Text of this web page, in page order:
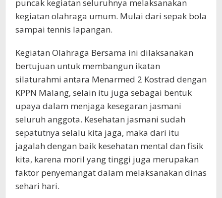
puncak kegiatan seluruhnya melaksanakan
kegiatan olahraga umum. Mulai dari sepak bola
sampai tennis lapangan.
Kegiatan Olahraga Bersama ini dilaksanakan
bertujuan untuk membangun ikatan
silaturahmi antara Menarmed 2 Kostrad dengan
KPPN Malang, selain itu juga sebagai bentuk
upaya dalam menjaga kesegaran jasmani
seluruh anggota. Kesehatan jasmani sudah
sepatutnya selalu kita jaga, maka dari itu
jagalah dengan baik kesehatan mental dan fisik
kita, karena moril yang tinggi juga merupakan
faktor penyemangat dalam melaksanakan dinas
sehari hari.